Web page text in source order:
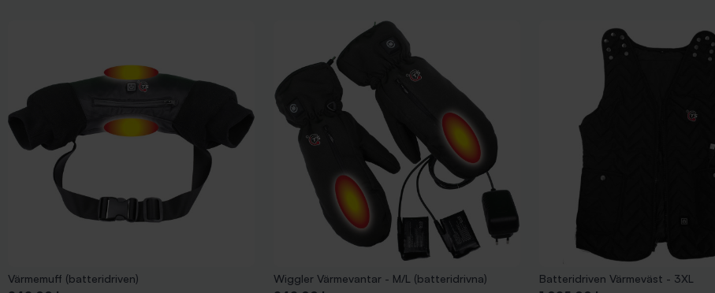
Värmemuff (batteridriven)
Wiggler Värmevantar - M/L (batteridrivna)
Batteridriven Värmeväst - 3XL